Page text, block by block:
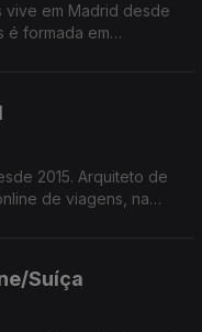
vive em Madrid desde
é formada em
2015. Arquiteto de
de viagens, na
Suíça